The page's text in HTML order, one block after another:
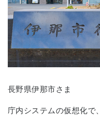
長野県伊那市さま
庁内システムの仮想化で